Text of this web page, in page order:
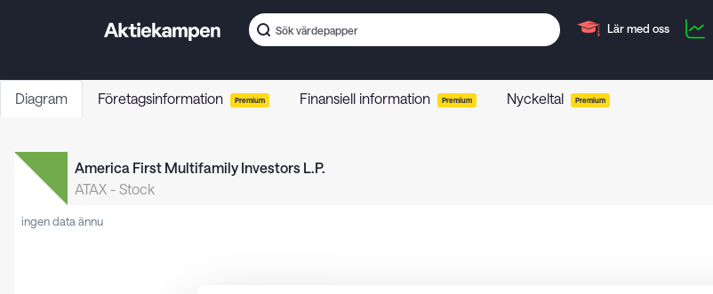
Lär med oss
Diagram Företagsinformation Premium Finansiell information Premium Nyckeltal Premium
America First Multifamily Investors L.P.
ATAX - Stock
ingen data ännu